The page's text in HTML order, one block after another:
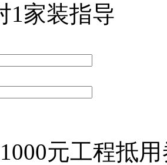
1家装指导
1000元工程抵用